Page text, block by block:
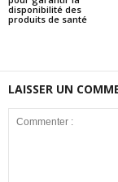
disponibilité des
produits de santé
LAISSER UN